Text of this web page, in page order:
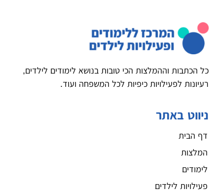
כל הכתבות וההמלצות הכי טובות בנושא לימודים לילדים,
רעיונות לפעילויות כיפיות לכל המשפחה ועוד.
ניווט באתר
דף הבית
המלצות
לימודים
פעילויות לילדים